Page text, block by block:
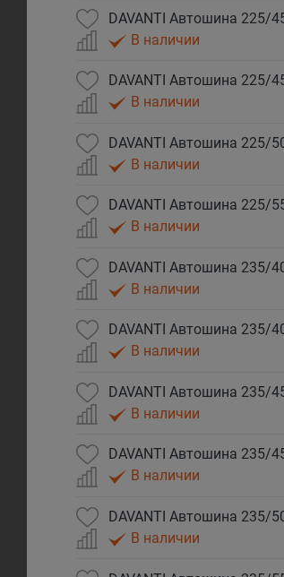
DAVANTI Автошина 225/
В наличии
DAVANTI Автошина 225/
В наличии
DAVANTI Автошина 225/
В наличии
DAVANTI Автошина 225/
В наличии
DAVANTI Автошина 235/
В наличии
DAVANTI Автошина 235/
В наличии
DAVANTI Автошина 235/
В наличии
DAVANTI Автошина 235/
В наличии
DAVANTI Автошина 235/
В наличии